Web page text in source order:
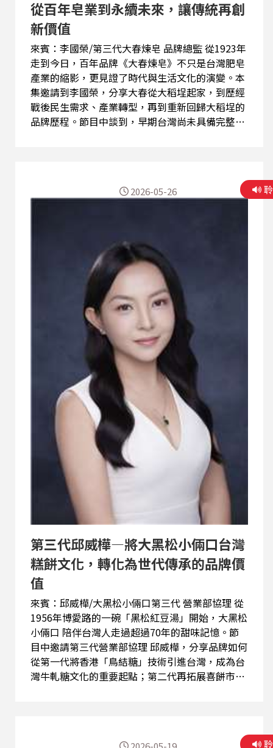
從百年皂業到永續未來，讓傳統再創
新價值
來賓：李國榮/第三代大春煉皂 品牌總監 從1923年
走到今日，百年品牌《大春煉皂》不只是台灣肥皂
產業的縮影，更見證了時代與生活文化的演變。本
集邀請到李國榮，分享大春從大稻埕起家，到歷經
戰後民生需求、產業轉型，再到重新回歸大稻埕的
品牌歷程。節目中談到，早期台灣尚未具備完整製
不再只是清潔用品，而是將台灣文化、美學與永續
輕世代認識老品牌的價值。李國榮也分享，身為第
四代接班者，最大的課題不只是守住傳統，更要思
考如何在快速變動的市場中持續創新，同時堅持天
然原料與友善環境的初心。 節目中也將深入聊到百
年品牌的世代挑戰、產品開發、永續責任，以及接
班過程中印象深刻的困難與轉折。從一塊肥皂，看
見的不只是產業歷史，更是一段關於台灣土地、人
情與文化記憶的傳承故事。
第三代邱威樺—將大黑松小倆口台灣
糕餅文化，轉化為世代傳承的品牌價
值
來賓：邱威樺/大黑松小倆口第三代 營業部協理 從
1956年博愛路的一碗「黑松紅豆湯」開始，大黑松
小倆口 陪伴台灣人走過超過70年的甜味記憶。節
目中邀請第三代營業部協理 邱威樺，分享品牌如何
從第一代將香港「鳥結糖」技術引進台灣，成為台
灣牛軋糖文化的重要起點；第二代再拓展喜餅市
2026-05-26